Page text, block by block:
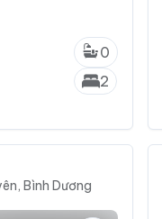
0
2
Bình Dương